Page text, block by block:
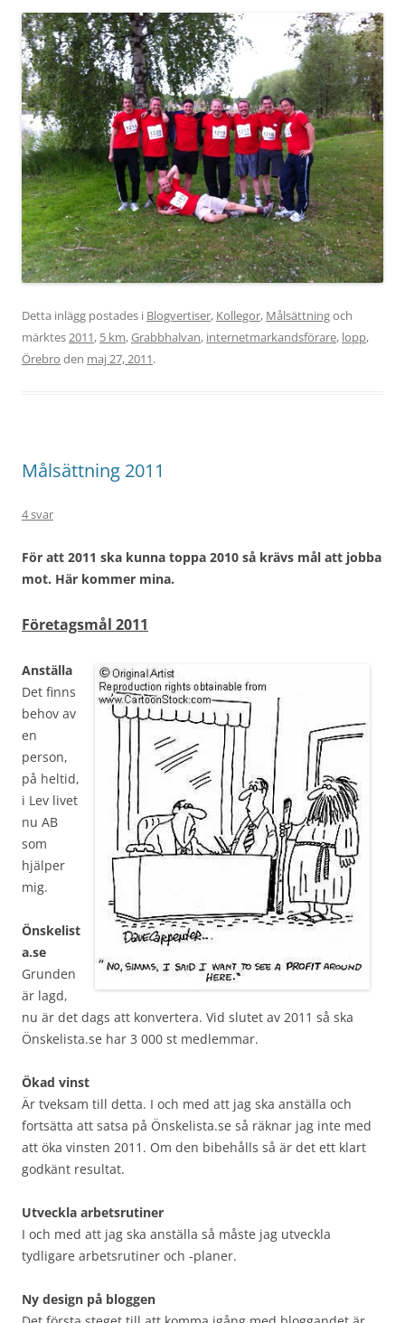
Detta inlägg postades i Blogvertiser, Kollegor, Målsättningoch
märktes2011, 5 km,Grabbhalvan, internetmarkandsförare, lopp,
Örebro den maj 27, 2011.
Målsättning 2011
4 svar
För att 2011 ska kunna toppa 2010 så krävs mål att jobba
mot. Här kommer mina.
Företagsmål 2011
Anställa
Det finns
behov av
en
person,
på heltid,
i Lev livet
nu AB
som
hjälper
mig.
Önskelist
a.se
Grunden
är lagd,
nu är det dags att konvertera. Vid slutet av 2011 så ska
Önskelista.se har 3 000 st medlemmar.
Ökad vinst
Är tveksam till detta. I och med att jag ska anställa och
fortsätta att satsa på Önskelista.se så räknar jag inte med
att öka vinsten 2011. Om den bibehålls så är det ett klart
godkänt resultat.
Utveckla arbetsrutiner
I och med att jag ska anställa så måste jag utveckla
tydligare arbetsrutiner och -planer.
Ny design på bloggen